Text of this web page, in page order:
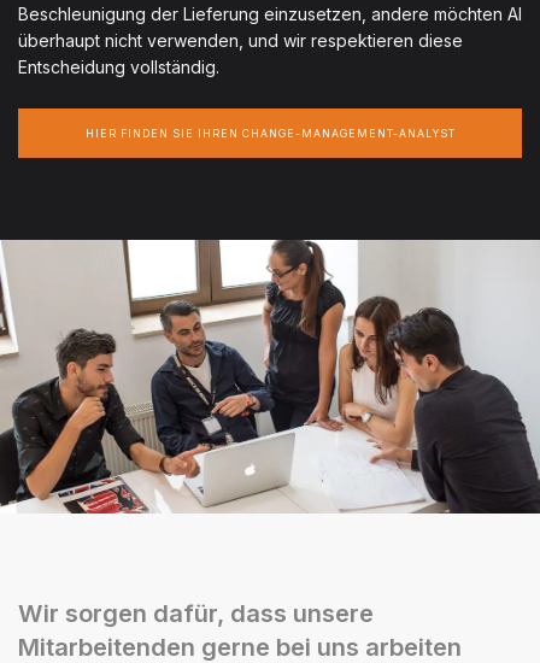
Beschleunigung der Lieferung einzusetzen, andere möchten AI
überhaupt nicht verwenden, und wir respektieren diese
Entscheidung vollständig.
HIER FINDEN SIE IHREN CHANGE-MANAGEMENT-ANALYST
Wir sorgen dafür, dass unsere
Mitarbeitenden gerne bei uns arbeiten